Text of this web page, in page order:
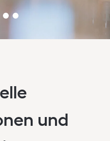
und